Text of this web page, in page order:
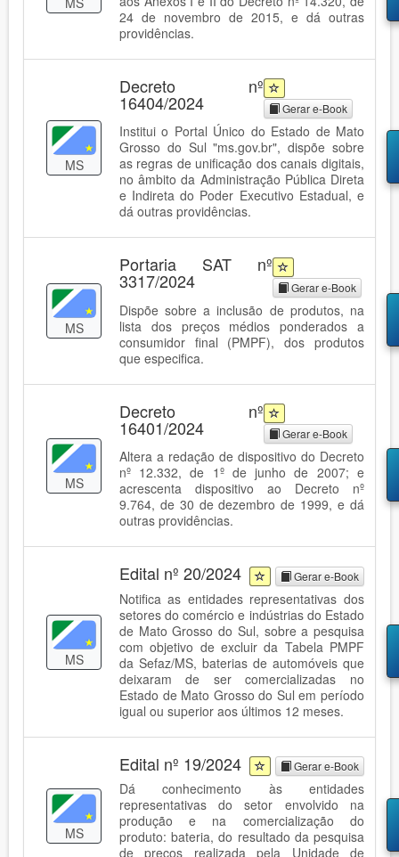
24 de novembro de 2015, e dá outras
providências.
MS
Decreto nº
16404/2024 Gerar e-Book
Institui o Portal Único do Estado de Mato
Grosso do Sul "ms.gov.br", dispõe sobre
as regras de unificação dos canais digitais,
no âmbito da Administração Pública Direta
e Indireta do Poder Executivo Estadual, e
dá outras providências.
MS
Portaria SAT nº
3317/2024 Gerar e-Book
Dispõe sobre a inclusão de produtos, na
lista dos preços médios ponderados a
consumidor final (PMPF), dos produtos
que especifica.
MS
Decreto nº
16401/2024 Gerar e-Book
Altera a redação de dispositivo do Decreto
nº 12.332, de 1º de junho de 2007; e
acrescenta dispositivo ao Decreto nº
9.764, de 30 de dezembro de 1999, e dá
outras providências.
MS
Edital nº 20/2024 Gerar e-Book
Notifica as entidades representativas dos
setores do comércio e indústrias do Estado
de Mato Grosso do Sul, sobre a pesquisa
com objetivo de excluir da Tabela PMPF
da Sefaz/MS, baterias de automóveis que
deixaram de ser comercializadas no
Estado de Mato Grosso do Sul em período
igual ou superior aos últimos 12 meses.
MS
Edital nº 19/2024 Gerar e-Book
Dá conhecimento às entidades
representativas do setor envolvido na
produção e na comercialização do
produto: bateria, do resultado da pesquisa
de preços realizada pela Unidade de